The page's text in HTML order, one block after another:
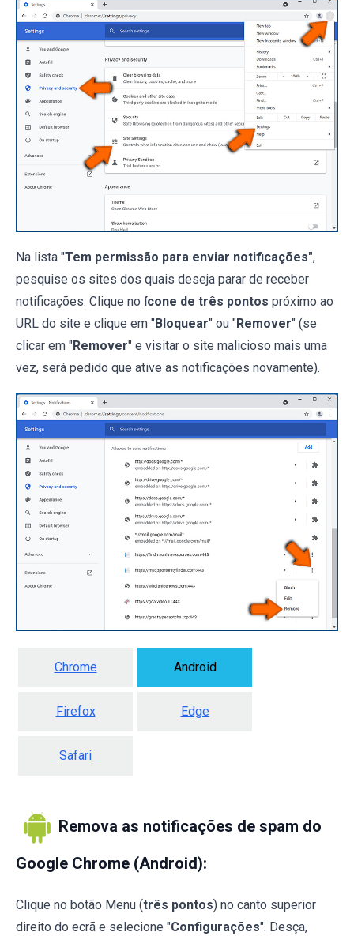
Na lista "Tem permissão para enviar notificações",
pesquise os sites dos quais deseja parar de receber
notificações. Clique no ícone de três pontos próximo ao
URL do site e clique em "Bloquear" ou "Remover" (se
clicar em "Remover" e visitar o site malicioso mais uma
vez, será pedido que ative as notificações novamente).
Chrome Android
Firefox Edge
Safari
Remova as notificações de spam do
Google Chrome (Android):
Clique no botão Menu (três pontos) no canto superior
direito do ecrã e selecione "Configurações". Desça,